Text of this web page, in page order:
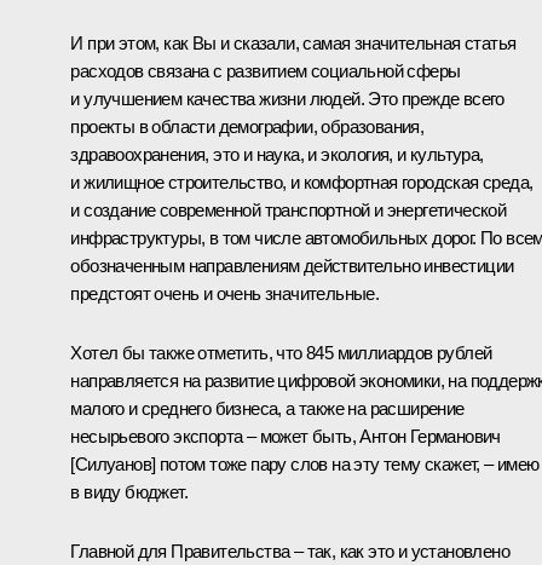
И при этом, как Вы и сказали, самая значительная статья
расходов связана с развитием социальной сферы
и улучшением качества жизни людей. Это прежде всего
проекты в области демографии, образования,
здравоохранения, это и наука, и экология, и культура,
и жилищное строительство, и комфортная городская среда,
и создание современной транспортной и энергетической
инфраструктуры, в том числе автомобильных дорог. По
обозначенным направлениям действительно инвестиции
предстоят очень и очень значительные.
Хотел бы также отметить, что 845 миллиардов рублей
направляется на развитие цифровой экономики, на
малого и среднего бизнеса, а также на расширение
несырьевого экспорта – может быть, Антон Германович
[Силуанов] потом тоже пару слов на эту тему скажет, – имею
в виду бюджет.
Главной для Правительства – так, как это и установлено